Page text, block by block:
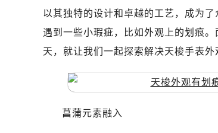
以其独特的设计和卓越的工艺，成为
遇到一些小瑕疵，比如外观上的划痕
天，就让我们一起探索解决天梭手表外
菖蒲元素融入